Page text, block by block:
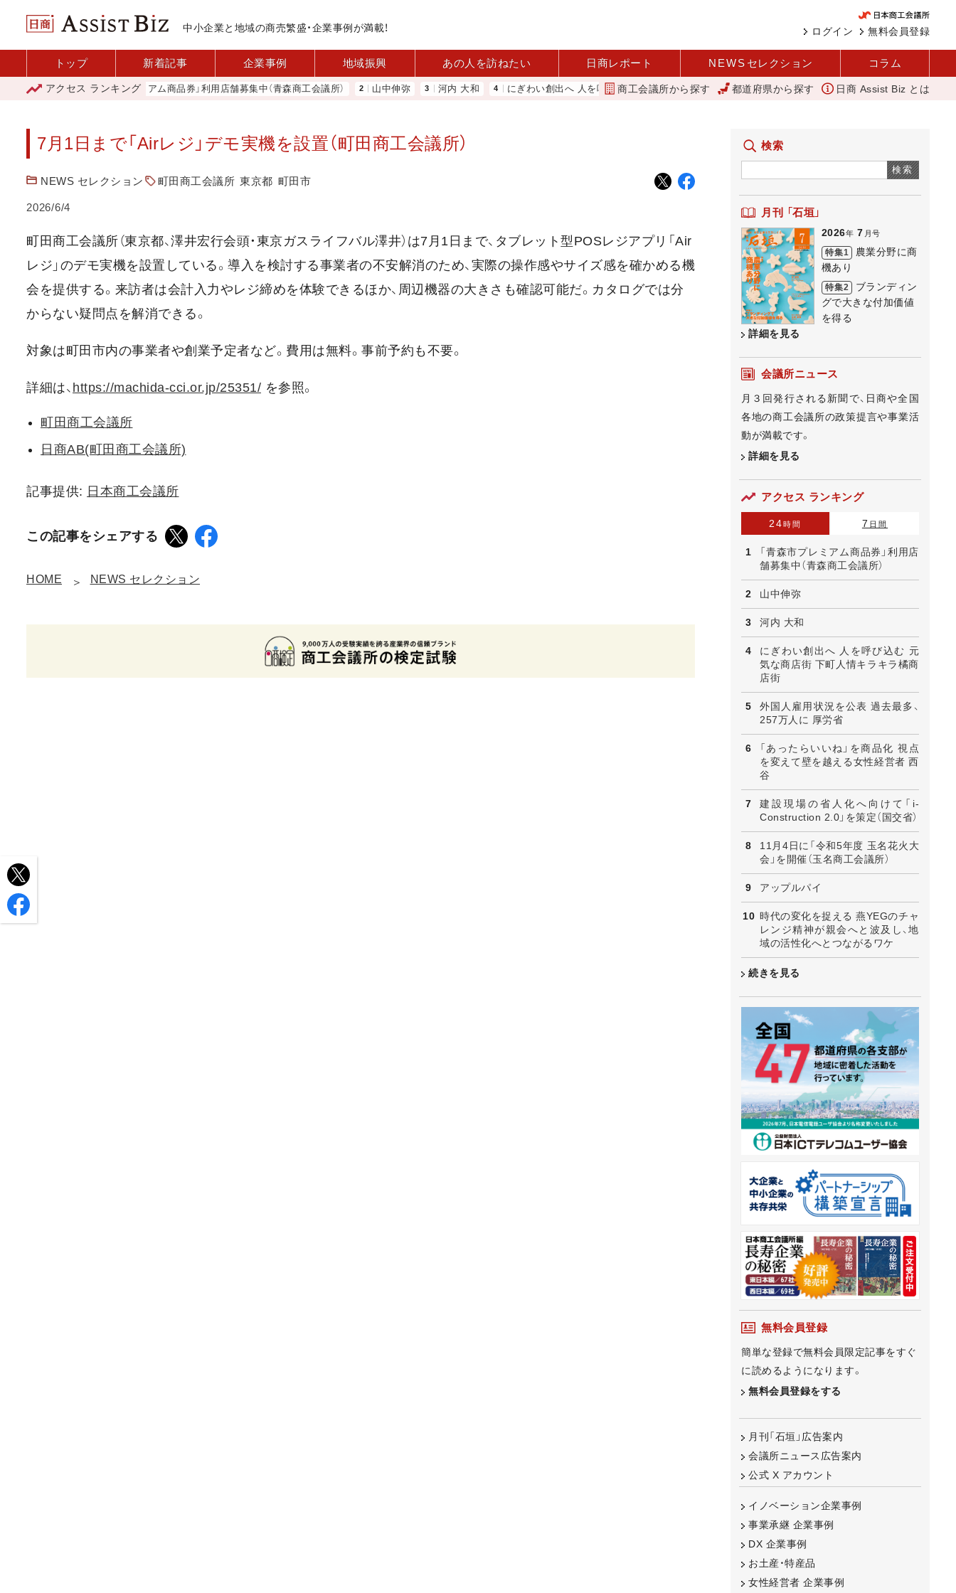
中小企業と地域の商売繁盛・企業事例が満載！ 無料会員登録
ログイン
トップ 新着記事 企業事例 地域振興 あの人を訪ねたい 日商レポート NEWS セレクション コラム
アクセス ランキング
「青森市プレミアム商品券」利用店舗募集中（青森商工会議所） 山中伸弥 河内 大和 にぎわい創出へ 人を呼び込む 元気な商店街 下町人情キラキラ橘商店街 外国人雇用状況を公表 過去最
商工会議所から探す 都道府県から探す 日商 Assist Biz とは
7月1日まで「Airレジ」デモ実機を設置（町田商工会議所）
NEWS セレクション 町田商工会議所 東京都 町田市
2026/6/4
町田商工会議所（東京都、澤井宏行会頭・東京ガスライフバル澤井）は7月1日まで、タブレット型POSレジアプリ「Air
レジ」のデモ実機を設置している。導入を検討する事業者の不安解消のため、実際の操作感やサイズ感を確かめる機
会を提供する。来訪者は会計入力やレジ締めを体験できるほか、周辺機器の大きさも確認可能だ。カタログでは分
からない疑問点を解消できる。
対象は町田市内の事業者や創業予定者など。費用は無料。事前予約も不要。
詳細は、 https://machida-cci.or.jp/25351/ を参照。
町田商工会議所
日商AB(町田商工会議所)
記事提供: 日本商工会議所
この記事をシェアする
HOME NEWS セレクション
検索
検索
月刊 「石垣」
2026年 7 月号
特集1
農業分野に商
機あり
特集2
ブランディン
グで大きな付加価値
を得る
詳細を見る
会議所ニュース
月３回発行される新聞で、日商や全国
各地の商工会議所の政策提言や事業活
動が満載です。
詳細を見る
アクセス ランキング
24時間 7 日間
「青森市プレミアム商品券」利用店
舗募集中（青森商工会議所）
山中伸弥
河内 大和
にぎわい創出へ 人を呼び込む 元
気な商店街 下町人情キラキラ橘商
店街
外国人雇用状況を公表 過去最多、
257万人に 厚労省
「あったらいいね」を商品化 視点
を変えて壁を越える女性経営者 西
谷
建設現場の省人化へ向けて「i-
Construction 2.0」を策定（国交省）
11月4日に「令和5年度 玉名花火大
会」を開催（玉名商工会議所）
アップルパイ
時代の変化を捉える 燕YEGのチャ
レンジ精神が親会へと波及し、地
域の活性化へとつながるワケ
続きを見る
無料会員登録
簡単な登録で無料会員限定記事をすぐ
に読めるようになります。
無料会員登録をする
月刊「石垣」広告案内
会議所ニュース広告案内
公式 X アカウント
イノベーション企業事例
事業承継 企業事例
DX 企業事例
お土産・特産品
女性経営者 企業事例